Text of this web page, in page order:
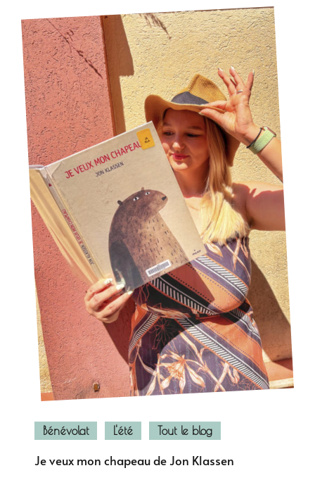
Bénévolat L'été Tout le blog
Je veux mon chapeau de Jon Klassen